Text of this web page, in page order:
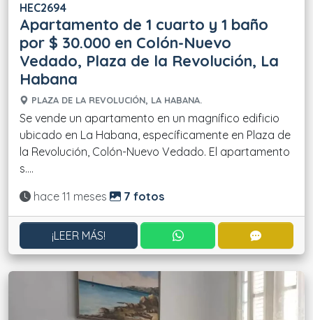
HEC2694
Apartamento de 1 cuarto y 1 baño
por $ 30.000 en Colón-Nuevo
Vedado, Plaza de la Revolución, La
Habana
PLAZA DE LA REVOLUCIÓN, LA HABANA.
Se vende un apartamento en un magnífico edificio
ubicado en La Habana, específicamente en Plaza de
la Revolución, Colón-Nuevo Vedado. El apartamento
s....
Actualizado:
hace 11 meses 7 fotos
¡LEER MÁS! CONTACTAR POR